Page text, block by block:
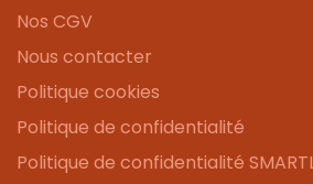
Nos CGV
Nous contacter
Politique cookies
Politique de confidentialité
Politique de confidentialité